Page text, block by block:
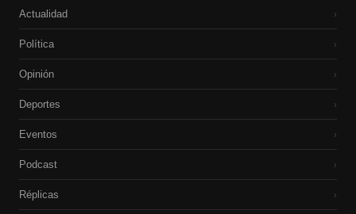
Actualidad ›
Política ›
Opinión ›
Deportes ›
Eventos ›
Podcast ›
Réplicas ›